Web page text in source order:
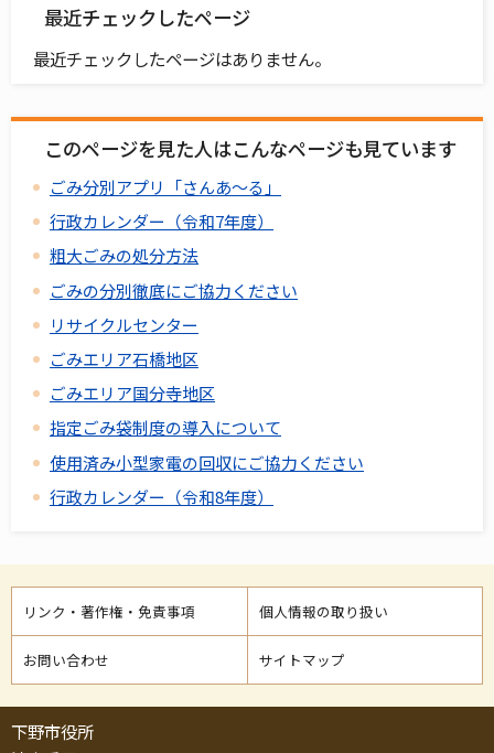
最近チェックしたページ
最近チェックしたページはありません。
このページを見た人はこんなページも見ています
ごみ分別アプリ「さんあ～る」
行政カレンダー（令和7年度）
粗大ごみの処分方法
ごみの分別徹底にご協力ください
リサイクルセンター
ごみエリア石橋地区
ごみエリア国分寺地区
指定ごみ袋制度の導入について
使用済み小型家電の回収にご協力ください
行政カレンダー（令和8年度）
リンク・著作権・免責事項 個人情報の取り扱い
お問い合わせ サイトマップ
下野市役所